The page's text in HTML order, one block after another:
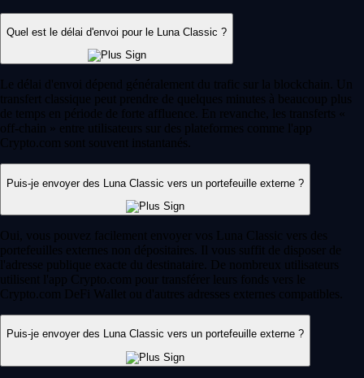
Quel est le délai d'envoi pour le Luna Classic ?
Le délai d'envoi dépend généralement du trafic sur la blockchain. Un
transfert classique peut prendre de quelques minutes à beaucoup plus
de temps en période de forte affluence. En revanche, les transferts «
off-chain » entre utilisateurs sur des plateformes comme l'app
Crypto.com sont souvent instantanés.
Puis-je envoyer des Luna Classic vers un portefeuille externe ?
Oui, vous pouvez facilement envoyer vos Luna Classic vers des
portefeuilles externes non dépositaires. Il vous suffit de disposer de
l'adresse publique exacte du destinataire. De nombreux utilisateurs
utilisent l'app Crypto.com pour transférer leurs fonds vers le
Crypto.com DeFi Wallet ou d'autres adresses externes compatibles.
Puis-je envoyer des Luna Classic vers un portefeuille externe ?